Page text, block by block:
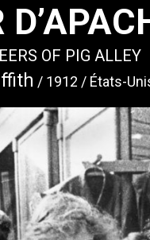
OF PIG ALLEY
1912 États-